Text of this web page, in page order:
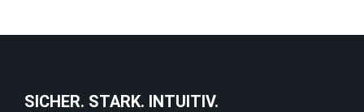
SICHER. STARK. INTUITIV.